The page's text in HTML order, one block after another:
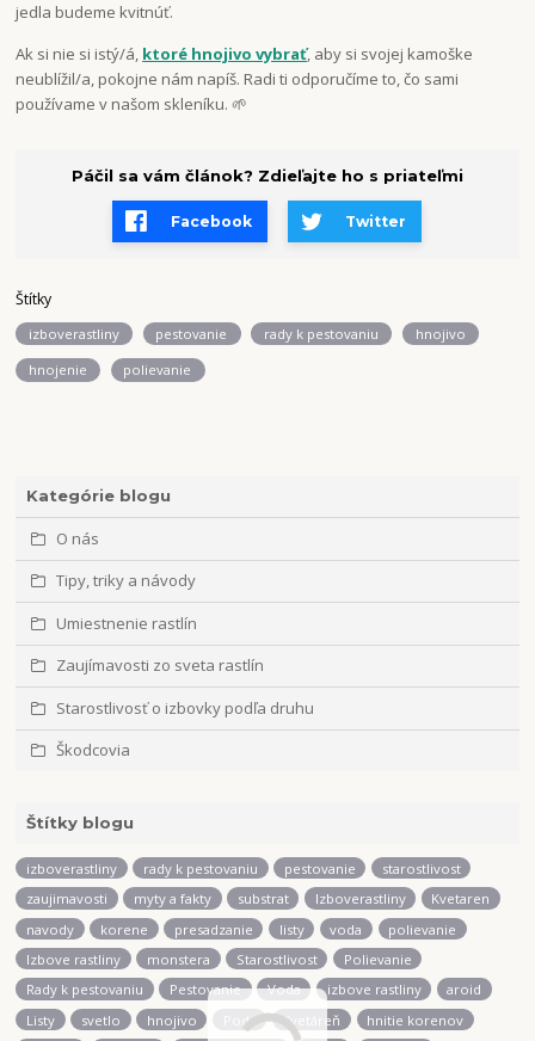
Kategórie blogu
O nás
Tipy, triky a návody
Umiestnenie rastlín
Zaujímavosti zo sveta rastlín
Starostlivosť o izbovky podľa druhu
Škodcovia
Štítky blogu
izboverastliny rady k pestovaniu pestovanie
starostlivost
zaujimavosti
myty a fakty substrat Izboverastliny
Kvetaren
navody
korene presadzanie listy voda
polievanie
Izbove rastliny
monstera Starostlivost
Polievanie
Rady k pestovaniu
Pestovanie Voda izbove rastliny
aroid
Listy
svetlo hnojivo Poda Kvetáreň
hnitie korenov
jedla budeme kvitnúť.
Ak si nie si istý/á, ktoré hnojivo vybrať, aby si svojej kamoške
neublížil/a, pokojne nám napíš. Radi ti odporučíme to, čo sami
používame v našom skleníku. 🌱
Páčil sa vám článok? Zdieľajte ho s priateľmi
Facebook Twitter
Štítky
izboverastliny pestovanie rady k pestovaniu hnojivo
hnojenie polievanie